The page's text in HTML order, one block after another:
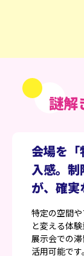
謎解
会場を「
入感。制
が、確実
特定の空間
と変える体
展示会での
活用可能です。